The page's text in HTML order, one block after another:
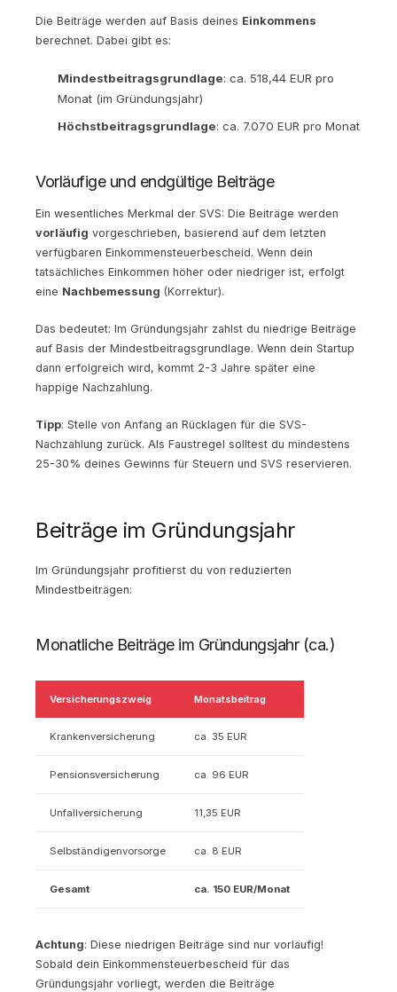
Die Beiträge werden auf Basis deines Einkommens
berechnet. Dabei gibt es:
Mindestbeitragsgrundlage: ca. 518,44 EUR pro
Monat (im Gründungsjahr)
Höchstbeitragsgrundlage: ca. 7.070 EUR pro Monat
Vorläufige und endgültige Beiträge
Ein wesentliches Merkmal der SVS: Die Beiträge werden
vorläufig vorgeschrieben, basierend auf dem letzten
verfügbaren Einkommensteuerbescheid. Wenn dein
tatsächliches Einkommen höher oder niedriger ist, erfolgt
eine Nachbemessung (Korrektur).
Das bedeutet: Im Gründungsjahr zahlst du niedrige Beiträge
auf Basis der Mindestbeitragsgrundlage. Wenn dein Startup
dann erfolgreich wird, kommt 2-3 Jahre später eine
happige Nachzahlung.
Tipp: Stelle von Anfang an Rücklagen für die SVS-
Nachzahlung zurück. Als Faustregel solltest du mindestens
25-30% deines Gewinns für Steuern und SVS reservieren.
Beiträge im Gründungsjahr
Im Gründungsjahr profitierst du von reduzierten
Mindestbeiträgen:
Monatliche Beiträge im Gründungsjahr (ca.)
Versicherungszweig Monatsbeitrag
Krankenversicherung ca. 35 EUR
Pensionsversicherung ca. 96 EUR
Unfallversicherung 11,35 EUR
Selbständigenvorsorge ca. 8 EUR
Gesamt ca. 150 EUR/Monat
Achtung: Diese niedrigen Beiträge sind nur vorläufig!
Sobald dein Einkommensteuerbescheid für das
Gründungsjahr vorliegt, werden die Beiträge